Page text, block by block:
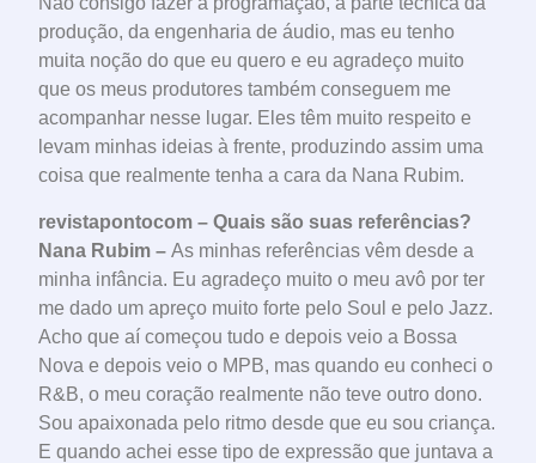
produção, da engenharia de áudio, mas eu tenho
muita noção do que eu quero e eu agradeço muito
que os meus produtores também conseguem me
acompanhar nesse lugar. Eles têm muito respeito e
levam minhas ideias à frente, produzindo assim uma
coisa que realmente tenha a cara da Nana Rubim.
revistapontocom – Quais são suas referências?
Nana Rubim – As minhas referências vêm desde a
minha infância. Eu agradeço muito o meu avô por ter
me dado um apreço muito forte pelo Soul e pelo Jazz.
Acho que aí começou tudo e depois veio a Bossa
Nova e depois veio o MPB, mas quando eu conheci o
R&B, o meu coração realmente não teve outro dono.
Sou apaixonada pelo ritmo desde que eu sou criança.
E quando achei esse tipo de expressão que juntava a